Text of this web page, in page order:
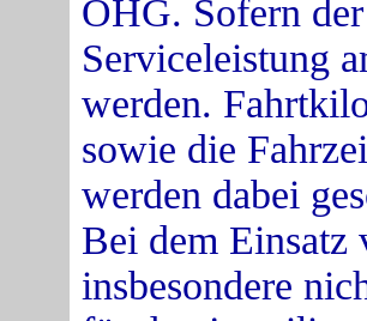
OHG. Sofern
Serviceleistung
werden.
sowie die
werden dabei
Bei dem Einsatz
insbesondere